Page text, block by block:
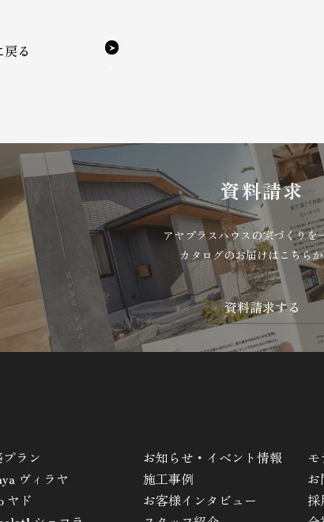
資料請求
アヤプラスハウスの家づくりを
カタログのお届けはこちら
ラン
ヴィラヤ
ヤド
お知らせ・イベント情報
施工事例
お客様インタビュー
採